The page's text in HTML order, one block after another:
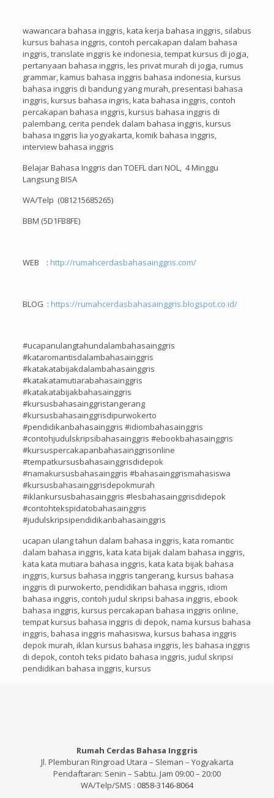
wawancara bahasa inggris, kata kerja bahasa inggris, silabus
kursus bahasa inggris, contoh percakapan dalam bahasa
inggris, translate inggris ke indonesia, tempat kursus di jogja,
pertanyaan bahasa inggris, les privat murah di jogja, rumus
grammar, kamus bahasa inggris bahasa indonesia, kursus
bahasa inggris di bandung yang murah, presentasi bahasa
inggris, kursus bahasa ingris, kata bahasa inggris, contoh
percakapan bahasa inggris, kursus bahasa inggris di
palembang, cerita pendek dalam bahasa inggris, kursus
bahasa inggris lia yogyakarta, komik bahasa inggris,
interview bahasa inggris
Belajar Bahasa Inggris dan TOEFL dari NOL, 4 Minggu
Langsung BISA
WA/Telp (081215685265)
BBM (5D1FB8FE)
WEB : http://rumahcerdasbahasainggris.com/
BLOG : https://rumahcerdasbahasainggris.blogspot.co.id/
#ucapanulangtahundalambahasainggris
#kataromantisdalambahasainggris
#katakatabijakdalambahasainggris
#katakatamutiarabahasainggris
#katakatabijakbahasainggris
#kursusbahasainggristangerang
#kursusbahasainggrisdipurwokerto
#pendidikanbahasainggris #idiombahasainggris
#contohjudulskripsibahasainggris #ebookbahasainggris
#kursuspercakapanbahasainggrisonline
#tempatkursusbahasainggrisdidepok
#namakursusbahasainggris #bahasainggrismahasiswa
#kursusbahasainggrisdepokmurah
#iklankursusbahasainggris #lesbahasainggrisdidepok
#contohtekspidatobahasainggris
#judulskripsipendidikanbahasainggris
ucapan ulang tahun dalam bahasa inggris, kata romantic
dalam bahasa inggris, kata kata bijak dalam bahasa inggris,
kata kata mutiara bahasa inggris, kata kata bijak bahasa
inggris, kursus bahasa inggris tangerang, kursus bahasa
inggris di purwokerto, pendidikan bahasa inggris, idiom
bahasa inggris, contoh judul skripsi bahasa inggris, ebook
bahasa inggris, kursus percakapan bahasa inggris online,
tempat kursus bahasa inggris di depok, nama kursus bahasa
inggris, bahasa inggris mahasiswa, kursus bahasa inggris
depok murah, iklan kursus bahasa inggris, les bahasa inggris
di depok, contoh teks pidato bahasa inggris, judul skripsi
pendidikan bahasa inggris, kursus
Rumah Cerdas Bahasa Inggris
Jl. Plemburan Ringroad Utara – Sleman – Yogyakarta
Pendaftaran: Senin – Sabtu. Jam 09:00 – 20:00
WA/Telp/SMS : 0858-3146-8064